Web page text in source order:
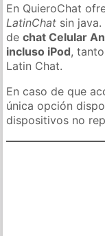
En QuieroChat
LatinChat sin
dechat Celular
incluso iPod,
Latin Chat.
En caso de que
única opción
dispositivos no